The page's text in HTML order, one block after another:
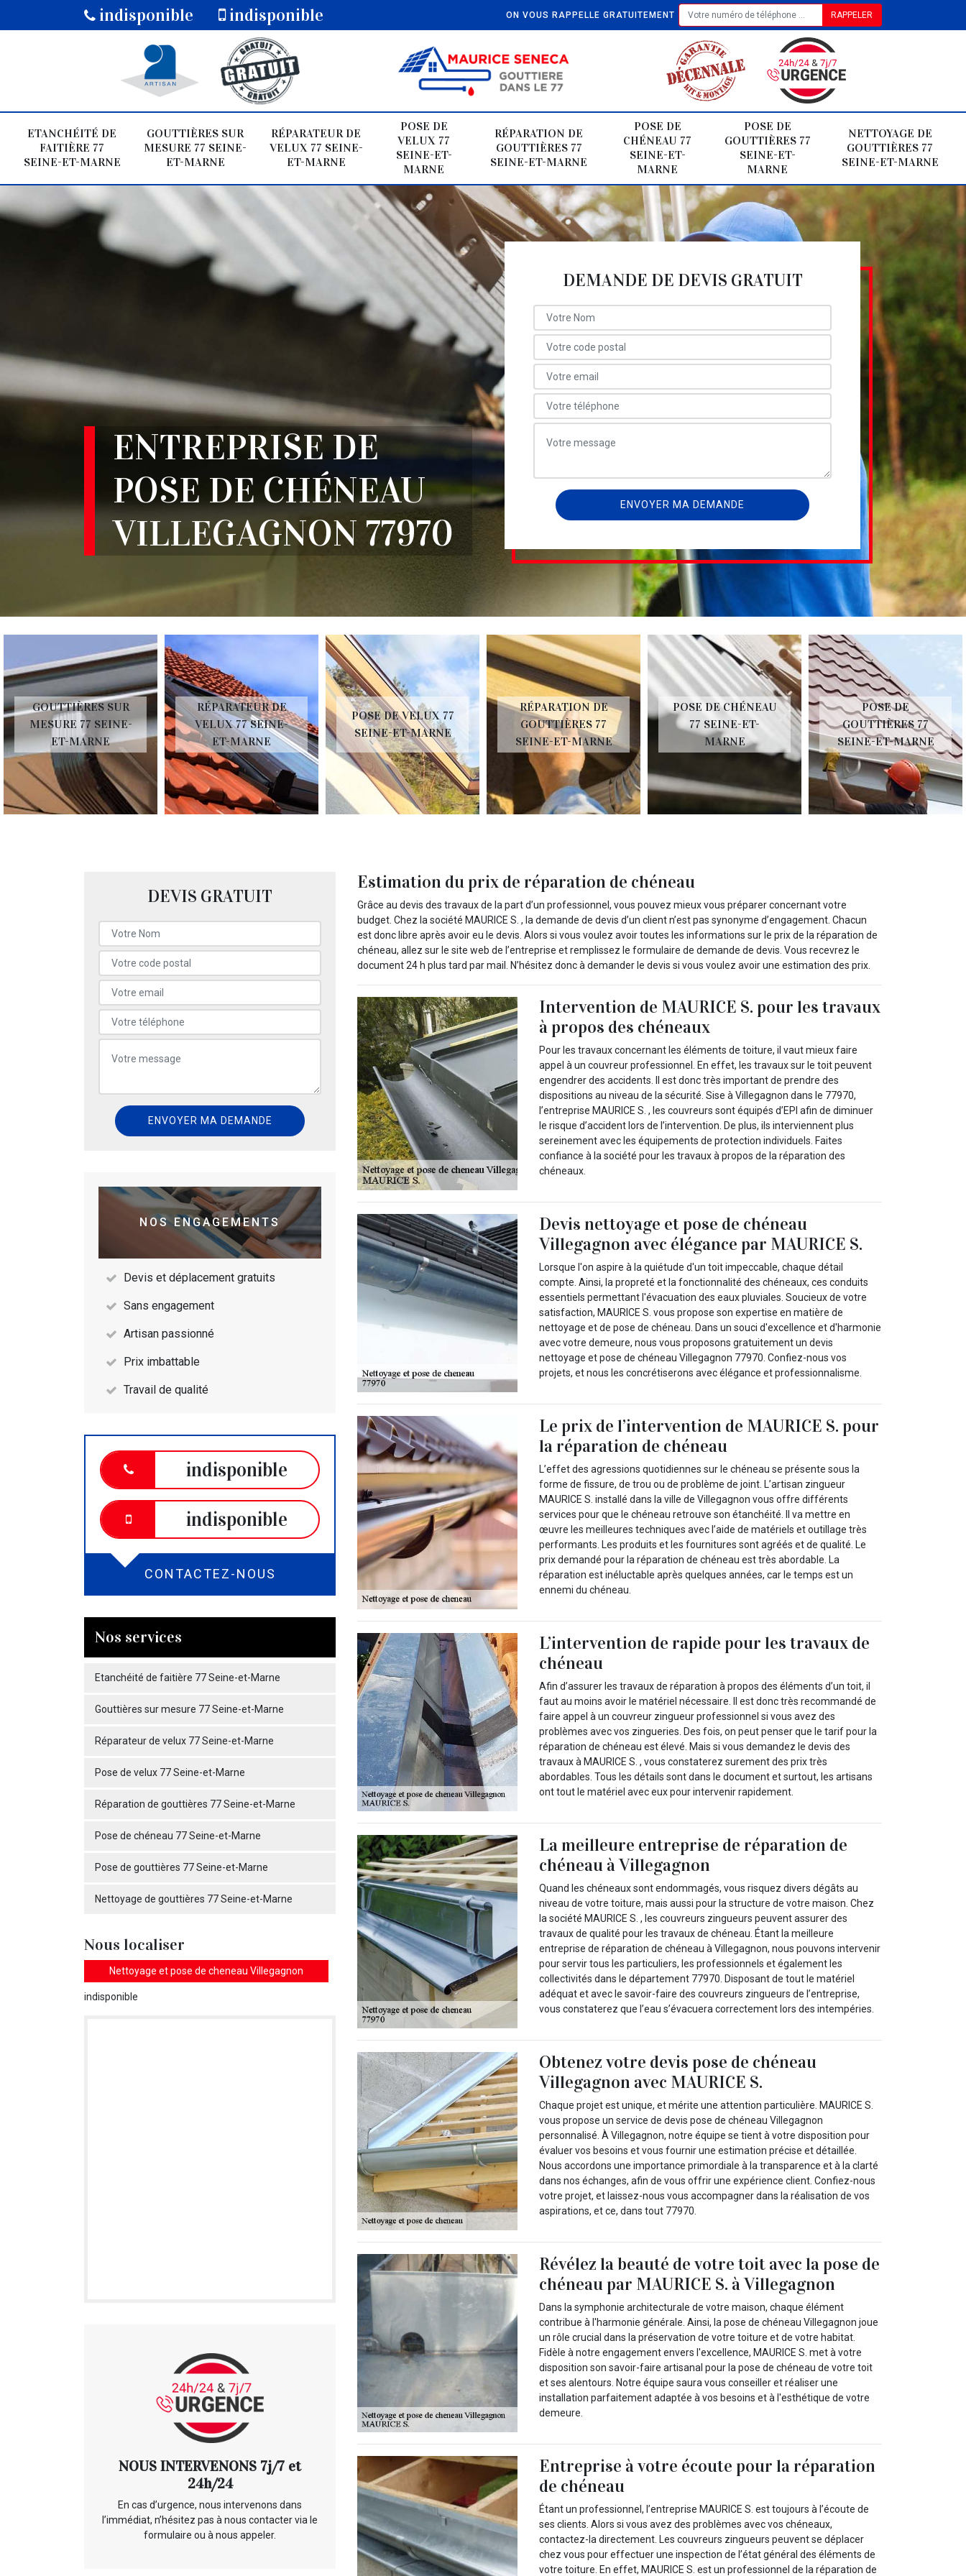
indisponible indisponible ON VOUS RAPPELLE GRATUITEMENT
ETANCHÉITÉ DE
FAITIÈRE 77
SEINE-ET-MARNE
GOUTTIÈRES SUR
MESURE 77 SEINE-
ET-MARNE
RÉPARATEUR DE
VELUX 77 SEINE-
ET-MARNE
POSE DE
VELUX 77
SEINE-ET-
MARNE
RÉPARATION DE
GOUTTIÈRES 77
SEINE-ET-MARNE
POSE DE
CHÉNEAU 77
SEINE-ET-
MARNE
POSE DE
GOUTTIÈRES 77
SEINE-ET-
MARNE
NETTOYAGE DE
GOUTTIÈRES 77
SEINE-ET-MARNE
ENTREPRISE DE
POSE DE CHÉNEAU
VILLEGAGNON 77970
DEMANDE DE DEVIS GRATUIT
GOUTTIÈRES SUR
MESURE 77 SEINE-
ET-MARNE
RÉPARATEUR DE
VELUX 77 SEINE-
ET-MARNE
POSE DE VELUX 77
SEINE-ET-MARNE
RÉPARATION DE
GOUTTIÈRES 77
SEINE-ET-MARNE
POSE DE CHÉNEAU
77 SEINE-ET-
MARNE
POSE DE
GOUTTIÈRES 77
SEINE-ET-MARNE
DEVIS GRATUIT
NOS ENGAGEMENTS
Devis et déplacement gratuits
Sans engagement
Artisan passionné
Prix imbattable
Travail de qualité
indisponible
indisponible
CONTACTEZ-NOUS
Nos services
Etanchéité de faitière 77 Seine-et-Marne
Gouttières sur mesure 77 Seine-et-Marne
Réparateur de velux 77 Seine-et-Marne
Pose de velux 77 Seine-et-Marne
Réparation de gouttières 77 Seine-et-Marne
Pose de chéneau 77 Seine-et-Marne
Pose de gouttières 77 Seine-et-Marne
Nettoyage de gouttières 77 Seine-et-Marne
Nous localiser
Nettoyage et pose de cheneau Villegagnon
indisponible
NOUS INTERVENONS 7j/7 et
24h/24
En cas d’urgence, nous intervenons dans
l’immédiat, n’hésitez pas à nous contacter via le
formulaire ou à nous appeler.
Estimation du prix de réparation de chéneau
Grâce au devis des travaux de la part d’un professionnel, vous pouvez mieux vous préparer concernant votre
budget. Chez la société MAURICE S. , la demande de devis d’un client n’est pas synonyme d’engagement. Chacun
est donc libre après avoir eu le devis. Alors si vous voulez avoir toutes les informations sur le prix de la réparation de
chéneau, allez sur le site web de l’entreprise et remplissez le formulaire de demande de devis. Vous recevrez le
document 24 h plus tard par mail. N’hésitez donc à demander le devis si vous voulez avoir une estimation des prix.
Intervention de MAURICE S. pour les travaux
à propos des chéneaux
Pour les travaux concernant les éléments de toiture, il vaut mieux faire
appel à un couvreur professionnel. En effet, les travaux sur le toit peuvent
engendrer des accidents. Il est donc très important de prendre des
dispositions au niveau de la sécurité. Sise à Villegagnon dans le 77970,
l’entreprise MAURICE S. , les couvreurs sont équipés d’EPI afin de diminuer
le risque d’accident lors de l’intervention. De plus, ils interviennent plus
sereinement avec les équipements de protection individuels. Faites
confiance à la société pour les travaux à propos de la réparation des
chéneaux.
Devis nettoyage et pose de chéneau
Villegagnon avec élégance par MAURICE S.
Lorsque l'on aspire à la quiétude d'un toit impeccable, chaque détail
compte. Ainsi, la propreté et la fonctionnalité des chéneaux, ces conduits
essentiels permettant l'évacuation des eaux pluviales. Soucieux de votre
satisfaction, MAURICE S. vous propose son expertise en matière de
nettoyage et de pose de chéneau. Dans un souci d'excellence et d'harmonie
avec votre demeure, nous vous proposons gratuitement un devis
nettoyage et pose de chéneau Villegagnon 77970. Confiez-nous vos
projets, et nous les concrétiserons avec élégance et professionnalisme.
Le prix de l’intervention de MAURICE S. pour
la réparation de chéneau
L’effet des agressions quotidiennes sur le chéneau se présente sous la
forme de fissure, de trou ou de problème de joint. L’artisan zingueur
MAURICE S. installé dans la ville de Villegagnon vous offre différents
services pour que le chéneau retrouve son étanchéité. Il va mettre en
œuvre les meilleures techniques avec l’aide de matériels et outillage très
performants. Les produits et les fournitures sont agréés et de qualité. Le
prix demandé pour la réparation de chéneau est très abordable. La
réparation est inéluctable après quelques années, car le temps est un
ennemi du chéneau.
L’intervention de rapide pour les travaux de
chéneau
Afin d’assurer les travaux de réparation à propos des éléments d’un toit, il
faut au moins avoir le matériel nécessaire. Il est donc très recommandé de
faire appel à un couvreur zingueur professionnel si vous avez des
problèmes avec vos zingueries. Des fois, on peut penser que le tarif pour la
réparation de chéneau est élevé. Mais si vous demandez le devis des
travaux à MAURICE S. , vous constaterez surement des prix très
abordables. Tous les détails sont dans le document et surtout, les artisans
ont tout le matériel avec eux pour intervenir rapidement.
La meilleure entreprise de réparation de
chéneau à Villegagnon
Quand les chéneaux sont endommagés, vous risquez divers dégâts au
niveau de votre toiture, mais aussi pour la structure de votre maison. Chez
la société MAURICE S. , les couvreurs zingueurs peuvent assurer des
travaux de qualité pour les travaux de chéneau. Étant la meilleure
entreprise de réparation de chéneau à Villegagnon, nous pouvons intervenir
pour servir tous les particuliers, les professionnels et également les
collectivités dans le département 77970. Disposant de tout le matériel
adéquat et avec le savoir-faire des couvreurs zingueurs de l’entreprise,
vous constaterez que l’eau s’évacuera correctement lors des intempéries.
Obtenez votre devis pose de chéneau
Villegagnon avec MAURICE S.
Chaque projet est unique, et mérite une attention particulière. MAURICE S.
vous propose un service de devis pose de chéneau Villegagnon
personnalisé. À Villegagnon, notre équipe se tient à votre disposition pour
évaluer vos besoins et vous fournir une estimation précise et détaillée.
Nous accordons une importance primordiale à la transparence et à la clarté
dans nos échanges, afin de vous offrir une expérience client. Confiez-nous
votre projet, et laissez-nous vous accompagner dans la réalisation de vos
aspirations, et ce, dans tout 77970.
Révélez la beauté de votre toit avec la pose de
chéneau par MAURICE S. à Villegagnon
Dans la symphonie architecturale de votre maison, chaque élément
contribue à l'harmonie générale. Ainsi, la pose de chéneau Villegagnon joue
un rôle crucial dans la préservation de votre toiture et de votre habitat.
Fidèle à notre engagement envers l'excellence, MAURICE S. met à votre
disposition son savoir-faire artisanal pour la pose de chéneau de votre toit
et ses alentours. Notre équipe saura vous conseiller et réaliser une
installation parfaitement adaptée à vos besoins et à l'esthétique de votre
demeure.
Entreprise à votre écoute pour la réparation
de chéneau
Étant un professionnel, l’entreprise MAURICE S. est toujours à l’écoute de
ses clients. Alors si vous avez des problèmes avec vos chéneaux,
contactez-la directement. Les couvreurs zingueurs peuvent se déplacer
chez vous pour effectuer une inspection de l’état général des éléments de
votre toiture. En effet, MAURICE S. est un professionnel de la réparation de